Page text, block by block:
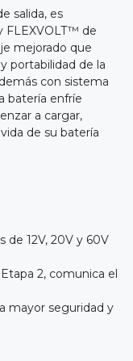
salida, es
FLEXVOLT™ de
mejorado que
portabilidad de la
con sistema
batería enfríe
a cargar,
de su batería
de 12V, 20V y 60V
2, comunica el
mayor seguridad y